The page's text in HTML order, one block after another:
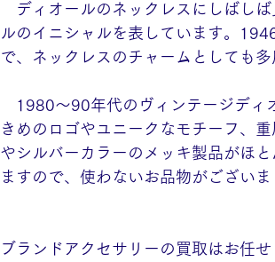
ディオールのネックレスにしばしば
ルのイニシャルを表しています。
で、ネックレスのチャームとしても多
1980〜90年代のヴィンテージディ
きめのロゴやユニークなモチーフ、
やシルバーカラーのメッキ製品がほ
ますので、使わないお品物がござい
ブランドアクセサリーの買取はお任せ